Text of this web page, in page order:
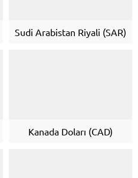
Sudi Arabistan Riyali (SAR)
Kanada Doları (CAD)